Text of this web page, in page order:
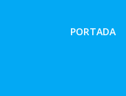
PORTADA